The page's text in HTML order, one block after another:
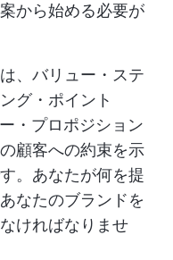
から始める必要が
、バリュー・ステ
グ・ポイント
・プロポジション
顧客への約束を示
。あなたが何を提
なたのブランドを
ければなりませ